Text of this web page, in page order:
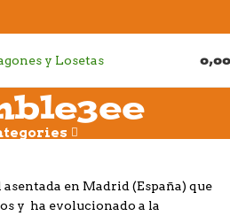
0,00
en Madrid (España) que
y ha evolucionado a la